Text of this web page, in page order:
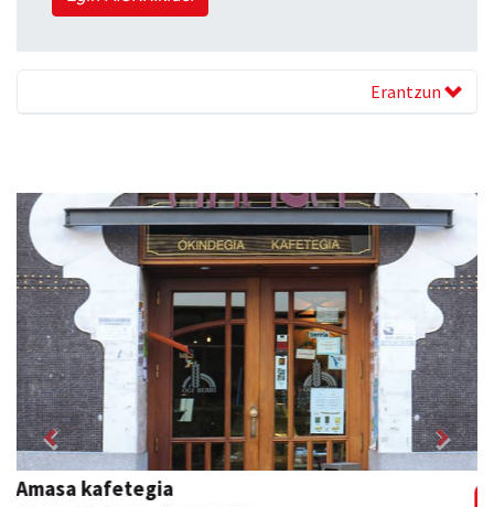
Erantzun
Zubimusu Ikastola
Previous Next